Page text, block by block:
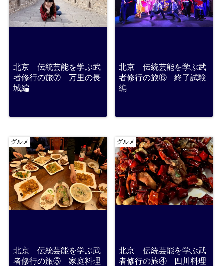
北京 伝統芸能を学ぶ武
者修行の旅⑦ 万里の長
城編
北京 伝統芸能を学ぶ武
者修行の旅⑥ 終了試験
編
グルメ
北京 伝統芸能を学ぶ武
者修行の旅⑤ 家庭料理
グルメ
北京 伝統芸能を学ぶ武
者修行の旅④ 四川料理